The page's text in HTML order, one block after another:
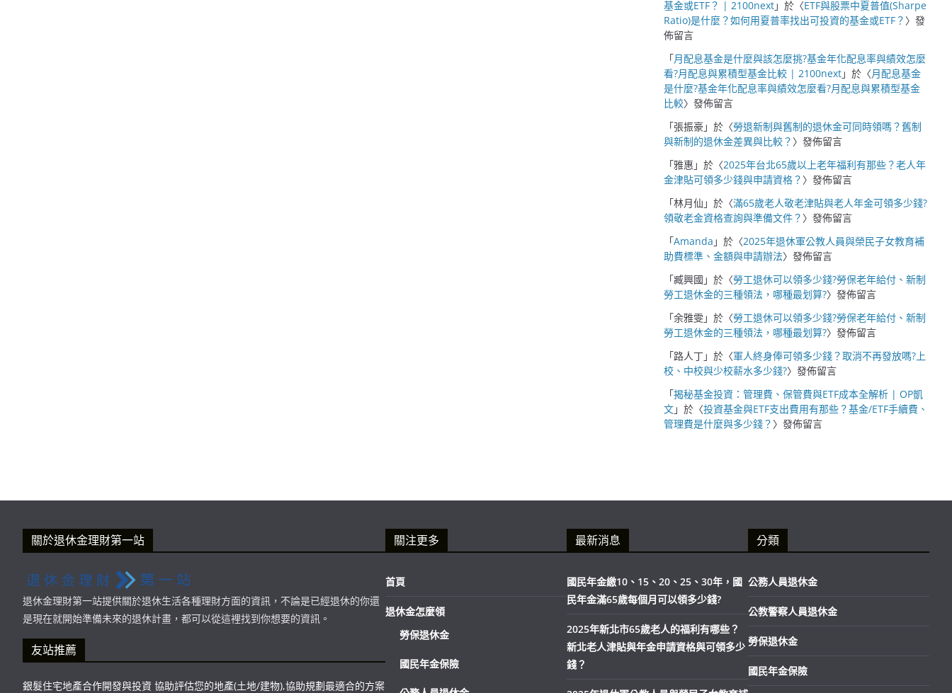
基金或ETF？ | 2100next」於〈ETF與股票中夏普值(Sharpe
Ratio)是什麼？如何用夏普率找出可投資的基金或ETF？ 〉發
佈留言
「月配息基金是什麼與該怎麼挑?基金年化配息率與績效怎麼
看?月配息與累積型基金比較 | 2100next」於〈月配息基金
是什麼?基金年化配息率與績效怎麼看?月配息與累積型基金
比較〉發佈留言
「張振豪」於〈勞退新制與舊制的退休金可同時領嗎？舊制
與新制的退休金差異與比較？ 〉發佈留言
「雅惠 」於〈2025年台北65歲以上老年福利有那些？老人年
金津貼可領多少錢與申請資格？ 〉發佈留言
「林月仙 」於〈滿65歲老人敬老津貼與老人年金可領多少錢?
領敬老金資格查詢與準備文件？ 〉發佈留言
「Amanda 」於〈2025年退休軍公教人員與榮民子女教育補
助費標準、金額與申請辦法〉發佈留言
「臧興國 」於〈勞工退休可以領多少錢?勞保老年給付、新制
勞工退休金的三種領法，哪種最划算?〉發佈留言
「余雅雯」於〈勞工退休可以領多少錢?勞保老年給付、新制
勞工退休金的三種領法，哪種最划算?〉發佈留言
「路人丁」於〈軍人終身俸可領多少錢？取消不再發放嗎?上
校、中校與少校薪水多少錢?〉發佈留言
「揭秘基金投資：管理費、保管費與ETF成本全解析 | OP凱
文」於〈投資基金與ETF支出費用有那些？基金/ETF手續費、
管理費是什麼與多少錢？ 〉發佈留言
關於退休金理財第一站
退休金理財第一站提供關於退休生活各種理財方面的資訊，不論是已經退休的你還
是現在就開始準備未來的退休計畫，都可以從這裡找到你想要的資訊。
友站推薦
銀髮住宅地產合作開發與投資 協助評估您的地產(土地/建物),協助規劃最適合的方案
關注更多
首頁
退休金怎麼領
勞保退休金
國民年金保險
最新消息
國民年金繳10、15、20、25、30年，國
民年金滿65歲每個月可以領多少錢?
2025年新北市65歲老人的福利有哪些？
新北老人津貼與年金申請資格與可領多少
錢？
分類
公務人員退休金
公教警察人員退休金
勞保退休金
國民年金保險